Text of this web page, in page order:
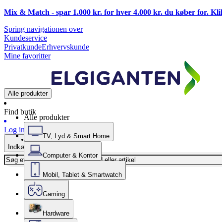
Mix & Match - spar 1.000 kr. for hver 4.000 kr. du køber for.
Spring navigationen over
Kundeservice
PrivatkundeErhvervskunde
Mine favoritter
Alle produkter
Find butik
Log ind
Indkøbskurv
Alle produkter
TV, Lyd & Smart Home
Computer & Kontor
Mobil, Tablet & Smartwatch
Gaming
Hardware